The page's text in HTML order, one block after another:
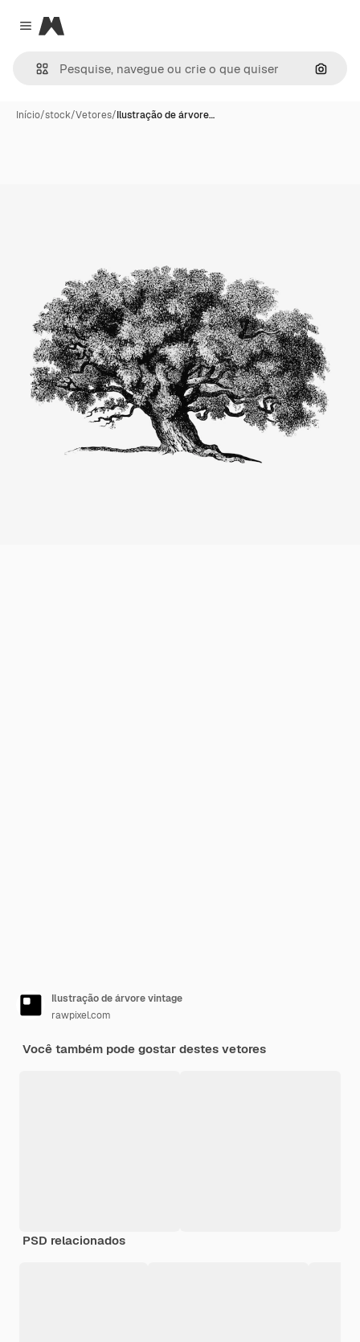
Close menu
Magnific
Início/stock/Vetores/Ilustração de árvore…
Ilustração de árvore vintage
rawpixel.com
Você também pode gostar destes vetores
PSD relacionados